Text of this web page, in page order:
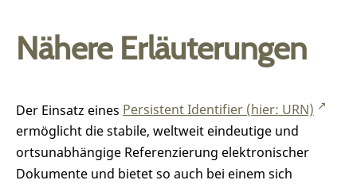
Nähere Erläuterungen
Der Einsatz eines Persistent Identifier (hier: URN)
ermöglicht die stabile, weltweit eindeutige und
ortsunabhängige Referenzierung elektronischer
Dokumente und bietet so auch bei einem sich